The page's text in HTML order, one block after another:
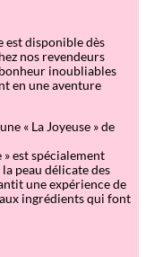
est disponible dès
nos revendeurs
inoubliables
en une aventure
« La Joyeuse » de
» est spécialement
peau délicate des
une expérience de
ingrédients qui font